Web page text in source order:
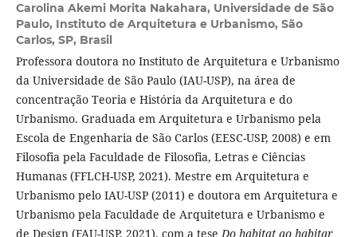
Carolina Akemi Morita Nakahara, Universidade de São
Paulo, Instituto de Arquitetura e Urbanismo, São
Carlos, SP, Brasil
Professora doutora no Instituto de Arquitetura e Urbanismo
da Universidade de São Paulo (IAU-USP), na área de
concentração Teoria e História da Arquitetura e do
Urbanismo. Graduada em Arquitetura e Urbanismo pela
Escola de Engenharia de São Carlos (EESC-USP, 2008) e em
Filosofia pela Faculdade de Filosofia, Letras e Ciências
Humanas (FFLCH-USP, 2021). Mestre em Arquitetura e
Urbanismo pelo IAU-USP (2011) e doutora em Arquitetura e
Urbanismo pela Faculdade de Arquitetura e Urbanismo e
de Design (FAU-USP, 2021), com a teseDo habitat ao habitar